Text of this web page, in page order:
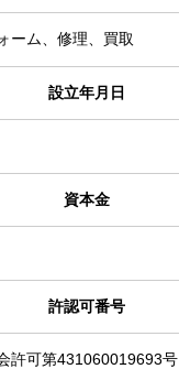
ーム、修理、買取
設立年月日
資本金
許認可番号
許可第431060019693号